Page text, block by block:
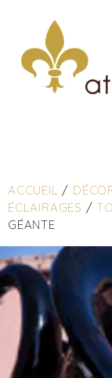
ACCUEIL /
ÉCLAIRAGES /
GÉANTE